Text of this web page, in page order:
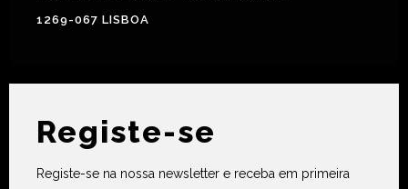
1269-067 LISBOA
Registe-se
Registe-se na nossa newsletter e receba em primeira